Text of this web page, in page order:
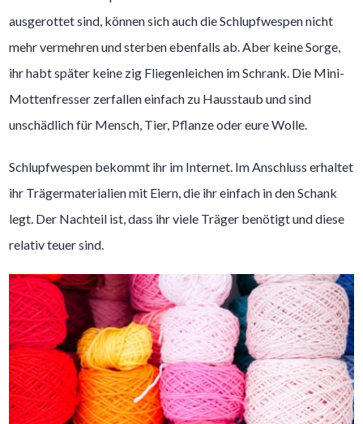
ausgerottet sind, können sich auch die Schlupfwespen nicht
mehr vermehren und sterben ebenfalls ab. Aber keine Sorge,
ihr habt später keine zig Fliegenleichen im Schrank. Die Mini-
Mottenfresser zerfallen einfach zu Hausstaub und sind
unschädlich für Mensch, Tier, Pflanze oder eure Wolle.
Schlupfwespen bekommt ihr im Internet. Im Anschluss erhaltet
ihr Trägermaterialien mit Eiern, die ihr einfach in den Schank
legt. Der Nachteil ist, dass ihr viele Träger benötigt und diese
relativ teuer sind.